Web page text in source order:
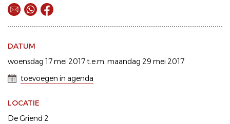
DATUM
woensdag 17 mei 2017 t.e.m. maandag 29 mei 2017
toevoegen in agenda
LOCATIE
De Griend 2